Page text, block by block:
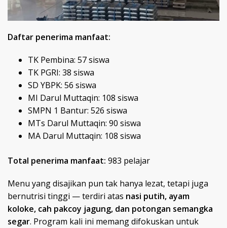
Daftar penerima manfaat:
TK Pembina: 57 siswa
TK PGRI: 38 siswa
SD YBPK: 56 siswa
MI Darul Muttaqin: 108 siswa
SMPN 1 Bantur: 526 siswa
MTs Darul Muttaqin: 90 siswa
MA Darul Muttaqin: 108 siswa
Total penerima manfaat: 983 pelajar
Menu yang disajikan pun tak hanya lezat, tetapi juga
bernutrisi tinggi — terdiri atas nasi putih, ayam
koloke, cah pakcoy jagung, dan potongan semangka
segar. Program kali ini memang difokuskan untuk